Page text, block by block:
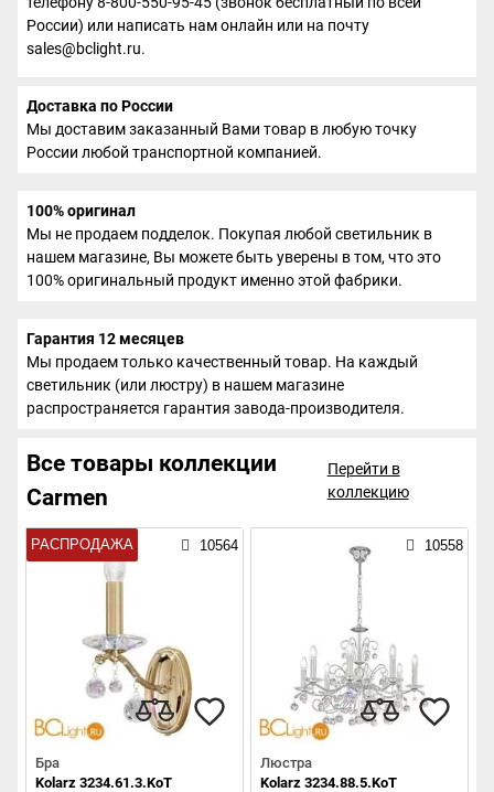
России) или написать нам онлайн или на почту
sales@bclight.ru.
Доставка по России
Мы доставим заказанный Вами товар в любую точку
России любой транспортной компанией.
100% оригинал
Мы не продаем подделок. Покупая любой светильник в
нашем магазине, Вы можете быть уверены в том, что это
100% оригинальный продукт именно этой фабрики.
Гарантия 12 месяцев
Мы продаем только качественный товар. На каждый
светильник (или люстру) в нашем магазине
распространяется гарантия завода-производителя.
Все товары коллекции
Carmen
Перейти в
коллекцию
РАСПРОДАЖА 10564
Бра
Kolarz 3234.61.3.KoT
10558
Люстра
Kolarz 3234.88.5.KoT